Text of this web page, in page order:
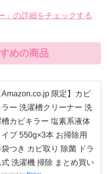
」の詳細をチェックする
めの商品
Amazon.co.jp 限定】カビ
ラー 洗濯槽クリーナー 洗
槽カビキラー 塩素系液体
イプ 550g×3本 お掃除用
つき カビ取り 除菌 ドラ
式 洗濯機 掃除 まとめ買い